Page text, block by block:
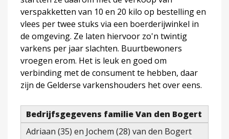
verspakketten van 10 en 20 kilo op bestelling en
vlees per twee stuks via een boerderijwinkel in
de omgeving. Ze laten hiervoor zo'n twintig
varkens per jaar slachten. Buurtbewoners
vroegen erom. Het is leuk en goed om
verbinding met de consument te hebben, daar
zijn de Gelderse varkenshouders het over eens.
Bedrijfsgegevens familie Van den Bogert
Adriaan (35) en Jochem (28) van den Bogert